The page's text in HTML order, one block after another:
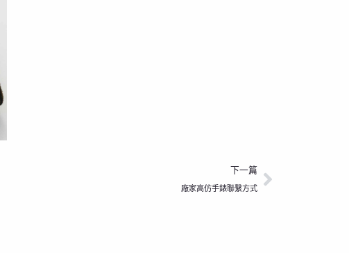
下一篇
廠家高仿手錶聯繫方式
下一篇